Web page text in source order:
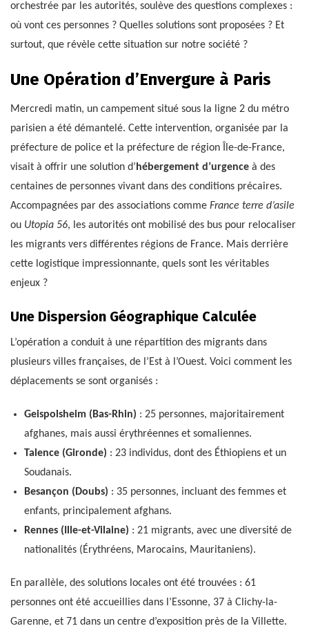
orchestrée par les autorités, soulève des questions complexes :
où vont ces personnes ? Quelles solutions sont proposées ? Et
surtout, que révèle cette situation sur notre société ?
Une Opération d’Envergure à Paris
Mercredi matin, un campement situé sous la ligne 2 du métro
parisien a été démantelé. Cette intervention, organisée par la
préfecture de police et la préfecture de région Île-de-France,
visait à offrir une solution d’ hébergement d’urgence à des
centaines de personnes vivant dans des conditions précaires.
Accompagnées par des associations comme France terre d’asile
ou Utopia 56, les autorités ont mobilisé des bus pour relocaliser
les migrants vers différentes régions de France. Mais derrière
cette logistique impressionnante, quels sont les véritables
enjeux ?
Une Dispersion Géographique Calculée
L’opération a conduit à une répartition des migrants dans
plusieurs villes françaises, de l’Est à l’Ouest. Voici comment les
déplacements se sont organisés :
Geispolsheim (Bas-Rhin) : 25 personnes, majoritairement
afghanes, mais aussi érythréennes et somaliennes.
Talence (Gironde) : 23 individus, dont des Éthiopiens et un
Soudanais.
Besançon (Doubs) : 35 personnes, incluant des femmes et
enfants, principalement afghans.
Rennes (Ille-et-Vilaine) : 21 migrants, avec une diversité de
nationalités (Érythréens, Marocains, Mauritaniens).
En parallèle, des solutions locales ont été trouvées : 61
personnes ont été accueillies dans l’Essonne, 37 à Clichy-la-
Garenne, et 71 dans un centre d’exposition près de la Villette.